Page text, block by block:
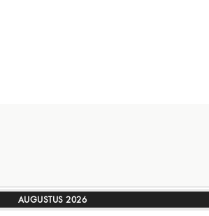
AUGUSTUS 2026